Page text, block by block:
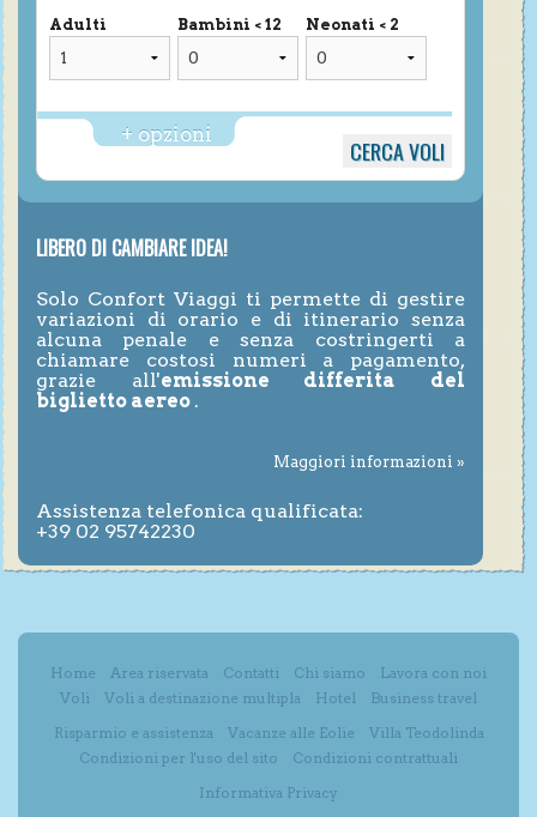
Adulti Bambini < 12 Neonati < 2
+ opzioni
LIBERO DI CAMBIARE IDEA!
Solo Confort Viaggi ti permette di gestire
variazioni di orario e di itinerario senza
alcuna penale e senza costringerti a
chiamare costosi numeri a pagamento,
grazie all'emissione differita del
biglietto aereo .
Maggiori informazioni »
Assistenza telefonica qualificata:
+39 02 95742230
Home Area riservata Contatti Chi siamo
Lavora con noi
Voli
Voli a destinazione multipla Hotel
Business travel
Risparmio e assistenza
Vacanze alle Eolie
Villa Teodolinda
Condizioni per l'uso del sito
Condizioni contrattuali
Informativa Privacy